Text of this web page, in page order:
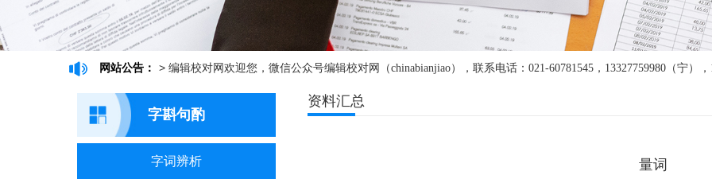
网站公告： > 编辑校对网欢迎您，微信公众号编辑校对网（chinabianjiao），联系电话：021-60781545，13327759980（宁），
字斟句酌
字词辨析
资料汇总
量词